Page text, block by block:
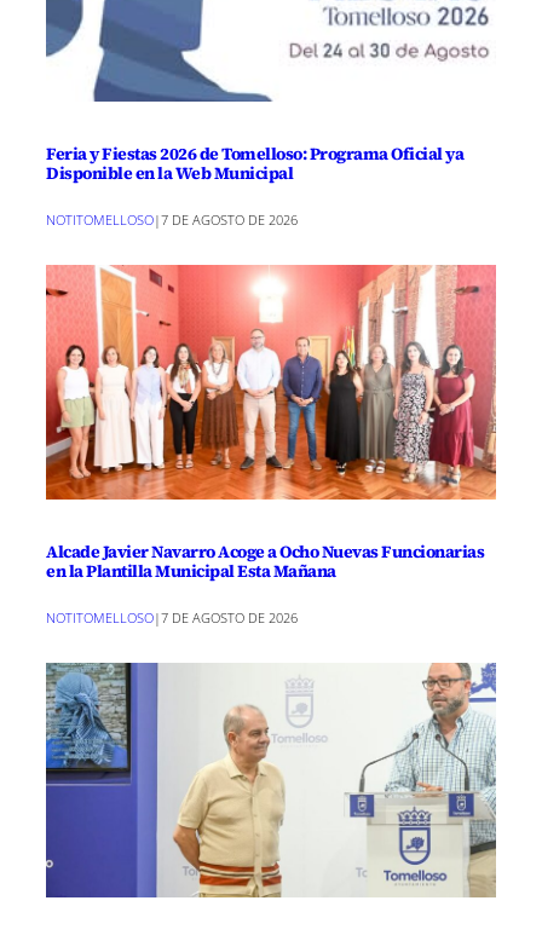
Feria y Fiestas 2026 de Tomelloso: Programa Oficial ya
Disponible en la Web Municipal
NOTITOMELLOSO|7 DE AGOSTO DE 2026
Alcade Javier Navarro Acoge a Ocho Nuevas Funcionarias
en la Plantilla Municipal Esta Mañana
NOTITOMELLOSO|7 DE AGOSTO DE 2026